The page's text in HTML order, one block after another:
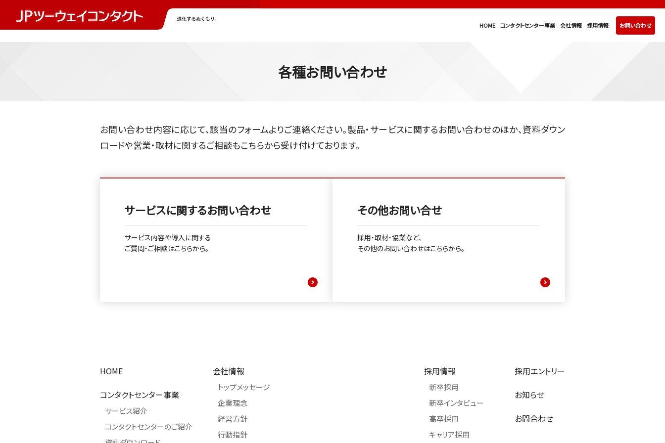
HOME コンタクトセンター事業 会社情報 採用情報 お問い合わせ
各種お問い合わせ
お問い合わせ内容に応じて、該当のフォームよりご連絡ください。製品・サービスに関するお問い合わせのほか、資料ダウン
ロードや営業・取材に関するご相談もこちらから受け付けております。
サービスに関するお問い合わせ
サービス内容や導入に関する
ご質問・ご相談はこちらから。
その他お問い合せ
採用・取材・協業など、
その他のお問い合わせはこちらから。
HOME
コンタクトセンター事業
サービス紹介
コンタクトセンターのご紹介
会社情報
トップメッセージ
企業理念
経営方針
行動指針
採用情報
新卒採用
新卒インタビュー
高卒採用
キャリア採用
採用エントリー
お知らせ
お問合わせ